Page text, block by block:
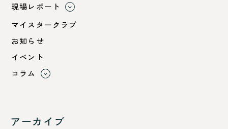
現場レポート
すべて
小浜市
舞鶴市-中
舞鶴市-東
マイスタークラブ
お知らせ
イベント
コラム
断熱性のこと
アーカイブ